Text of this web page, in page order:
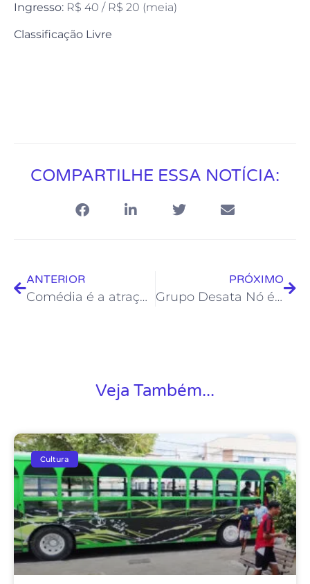
Ingresso: R$ 40 / R$ 20 (meia)
Classificação Livre
COMPARTILHE ESSA NOTÍCIA:
ANTERIOR
Comédia é a atração desta sexta, dia 2, no Teatro Municipal Joel Barcellos
PRÓXIMO
Grupo Desata Nó é a atração do Choro da Maria deste domingo
Veja Também...
Cultura